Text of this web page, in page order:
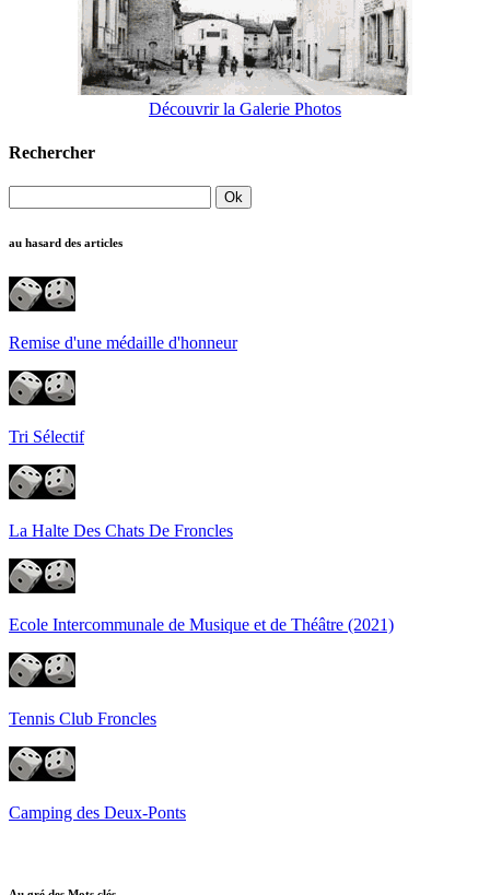
Découvrir la Galerie Photos
Rechercher
au hasard des articles
Remise d'une médaille d'honneur
Tri Sélectif
La Halte Des Chats De Froncles
Ecole Intercommunale de Musique et de Théâtre (2021)
Tennis Club Froncles
Camping des Deux-Ponts